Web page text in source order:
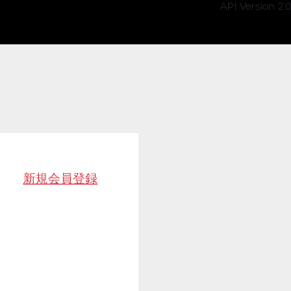
API Version 2.0
新規会員登録